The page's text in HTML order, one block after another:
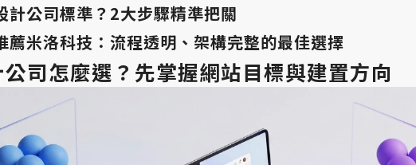
計公司標準？2大步驟精準把關
薦米洛科技：流程透明、架構完整的最佳選擇
司怎麼選？先掌握網站目標與建置方向